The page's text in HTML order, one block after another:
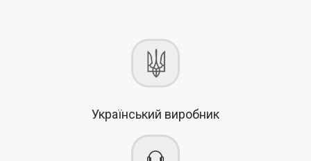
Український виробник